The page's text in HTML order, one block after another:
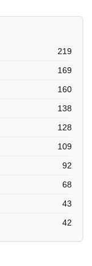
219
169
160
138
128
109
92
68
43
42